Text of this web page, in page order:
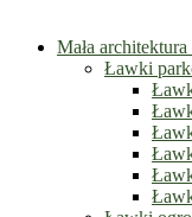
Mała
Ławki